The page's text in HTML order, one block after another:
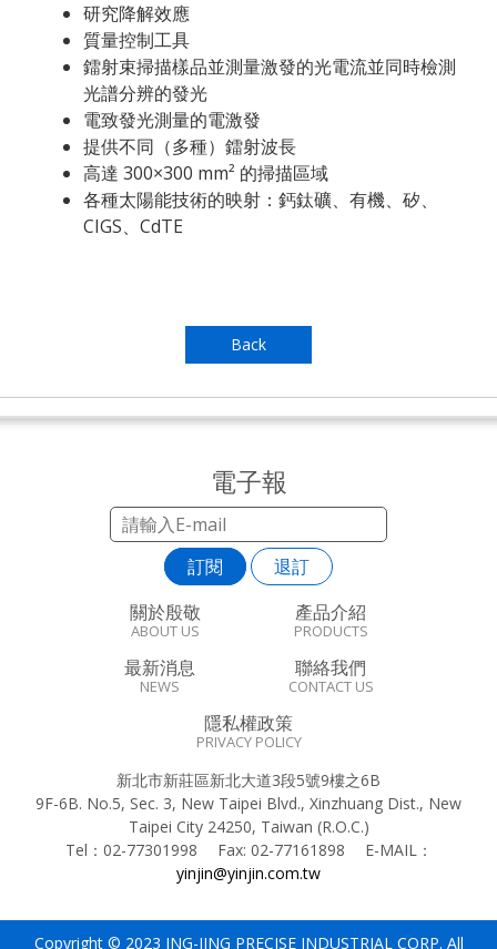
研究降解效應
質量控制工具
鐳射束掃描樣品並測量激發的光電流並同時檢測
光譜分辨的發光
電致發光測量的電激發
提供不同（多種）鐳射波長
高達 300×300 mm² 的掃描區域
各種太陽能技術的映射：鈣鈦礦、有機、矽、
CIGS、CdTE
Back
關於殷敬
ABOUT US
產品介紹
PRODUCTS
最新消息
NEWS
聯絡我們
CONTACT US
隱私權政策
PRIVACY POLICY
新北市新莊區新北大道3段5號9樓之6B
9F-6B. No.5, Sec. 3, New Taipei Blvd., Xinzhuang Dist., New
Taipei City 24250, Taiwan (R.O.C.)
Tel： 02-77301998 Fax: 02-77161898 E-MAIL：
yinjin@yinjin.com.tw
電子報
訂閱 退訂
Copyright © 2023 ING-JING PRECISE INDUSTRIAL CORP. All